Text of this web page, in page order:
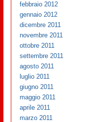
febbraio 2012
gennaio 2012
dicembre 2011
novembre 2011
ottobre 2011
settembre 2011
agosto 2011
luglio 2011
giugno 2011
maggio 2011
aprile 2011
marzo 2011